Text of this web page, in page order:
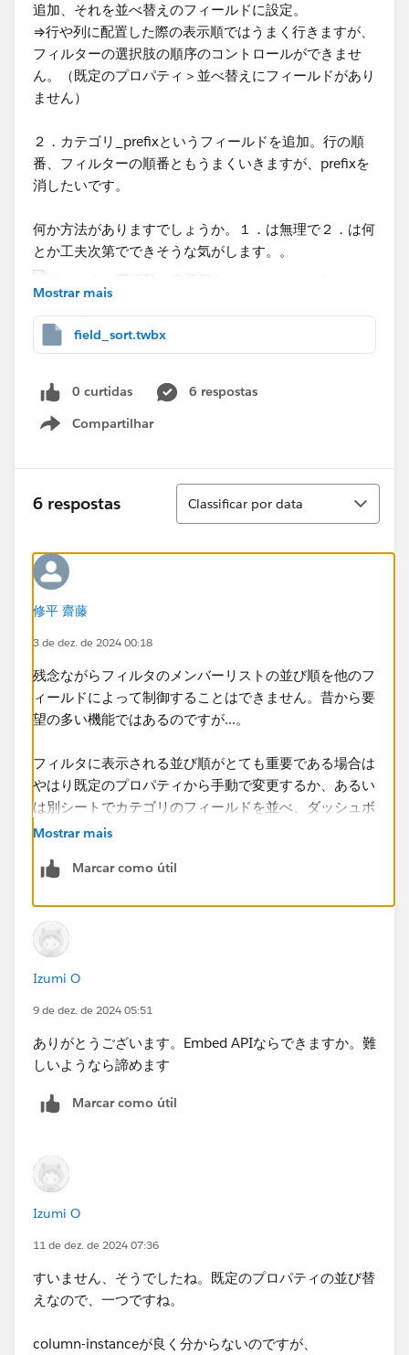
追加、それを並べ替えのフィールドに設定。
⇒行や列に配置した際の表示順ではうまく行きますが、
フィルターの選択肢の順序のコントロールができませ
ん。（既定のプロパティ＞並べ替えにフィールドがあり
ません）
２．カテゴリ_prefixというフィールドを追加。行の順
番、フィルターの順番ともうまくいきますが、prefixを
消したいです。
何か方法がありますでしょうか。１．は無理で２．は何
とか工夫次第でできそうな気がします。。
Mostrar mais
field_sort.twbx
0 curtidas
6 respostas
Compartilhar
Show menu
6 respostas
Classificar
Classificar por data
修平 齋藤
3 de dez. de 2024 00:18
残念ながらフィルタのメンバーリストの並び順を他のフ
ィールドによって​制御することはできません。昔から要
望の多い機能ではあるのですが...。
フィルタに表示される並び順がとても重要である場合は
やはり既定のプロパティから手動で変更するか、あるい
は別シートでカテゴリのフィールドを並べ、ダッシュボ
ードに入れてフィルタアクションを起動するかという方
Mostrar mais
Marcar como útil
Izumi O
9 de dez. de 2024 05:51
ありがとうございます。Embed APIならできますか。難
しいようなら諦めます
Marcar como útil
Izumi O
11 de dez. de 2024 07:36
すいません、そうでしたね。既定のプロパティの並び替
えなので、一つですね。
column-instanceが良く分からないのですが、